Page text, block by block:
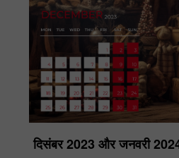
दिसंबर 2023 और जनवरी